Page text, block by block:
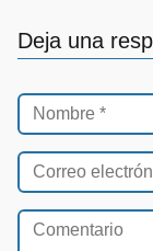
Deja una